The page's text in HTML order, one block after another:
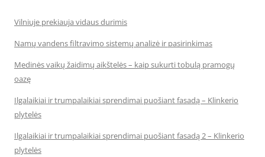
Vilniuje prekiauja vidaus durimis
Namų vandens filtravimo sistemų analizė ir pasirinkimas
Medinės vaikų žaidimų aikštelės – kaip sukurti tobulą pramogų
oazę
Ilgalaikiai ir trumpalaikiai sprendimai puošiant fasadą – Klinkerio
plytelės
Ilgalaikiai ir trumpalaikiai sprendimai puošiant fasadą 2 – Klinkerio
plytelės